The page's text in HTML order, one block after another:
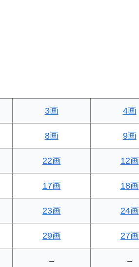
3画 4画
8画 9画
22画 12画
17画 18画
23画 24画
29画 27画
– –